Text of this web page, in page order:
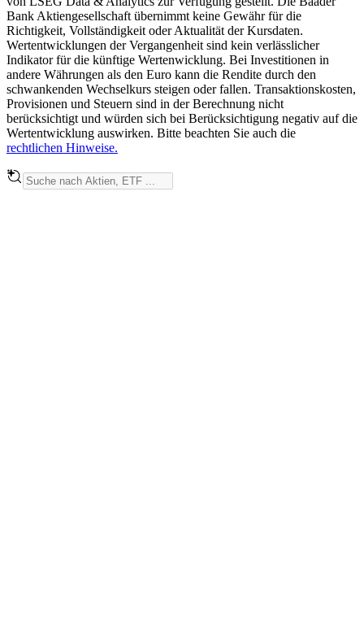
Bank Aktiengesellschaft übernimmt keine Gewähr für die
Richtigkeit, Vollständigkeit oder Aktualität der Kursdaten.
Wertentwicklungen der Vergangenheit sind kein verlässlicher
Indikator für die künftige Wertenwicklung. Bei Investitionen in
andere Währungen als den Euro kann die Rendite durch den
schwankenden Wechselkurs steigen oder fallen. Transaktionskosten,
Provisionen und Steuern sind in der Berechnung nicht
berücksichtigt und würden sich bei Berücksichtigung negativ auf die
Wertentwicklung auswirken. Bitte beachten Sie auch die
rechtlichen Hinweise.